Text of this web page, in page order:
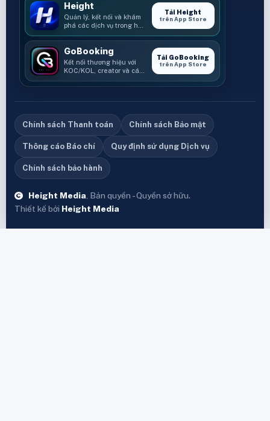
Height
Quản lý, kết nối và khám
phá các dịch vụ trong hệ
Tải Height
trên App Store
GoBooking
Kết nối thương hiệu với
KOC/KOL, creator và các
Tải GoBooking
trên App Store
Chính sách Thanh toán Chính sách Bảo mật
Thông cáo Báo chí Quy định sử dụng Dịch vụ
Chính sách bảo hành
Height Media , Bản quyền - Quyền sở hữu.
Thiết kế bởi Height Media